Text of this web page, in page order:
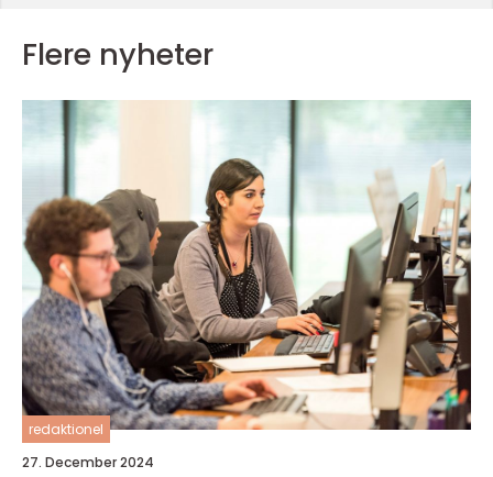
Flere nyheter
redaktionel
27. December 2024